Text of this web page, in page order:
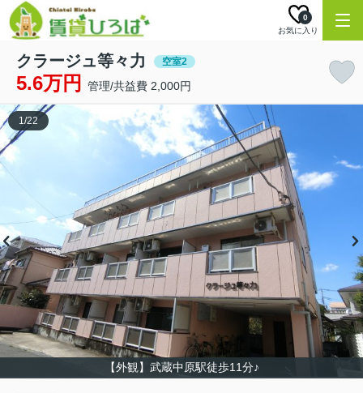
お気に入り
0
クラージュ等々力 空室2
5.6万円 管理/共益費 2,000円
【外観】武蔵中原駅徒歩11分♪
1/22